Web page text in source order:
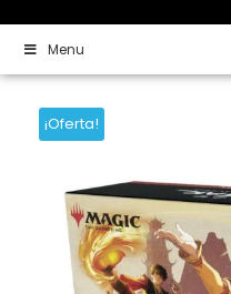
Menu
¡Oferta!